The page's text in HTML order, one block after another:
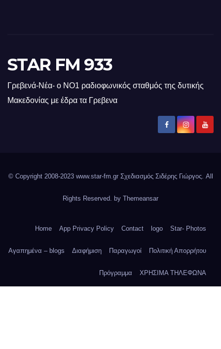
STAR FM 933
Γρεβενά-Νέα- ο ΝΟ1 ραδιοφωνικός σταθμός της δυτικής
Μακεδονίας με έδρα τα Γρεβενα
© Copyright 2008-2023 www.star-fm.gr Σχεδιασμός Σιδέρης Γιώργος. All
Rights Reserved. by Themeansar
Home App Privacy Policy Contact logo Star- Photos
Αγαπημένα – blogs Διαφήμιση Παραγωγοί Πολιτική Απορρήτου
Πρόγραμμα ΧΡΗΣΙΜΑ ΤΗΛΕΦΩΝΑ